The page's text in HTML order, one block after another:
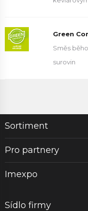
Green
Směs
surovin
Sortiment
Pro partnery
Imexpo
Sídlo firmy